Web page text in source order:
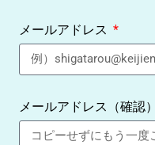
メールアドレス
メールアドレス（確認）